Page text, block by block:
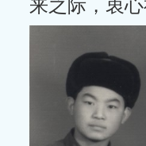
来之际，衷